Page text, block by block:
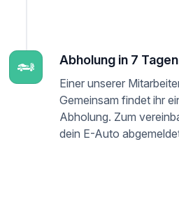
Abholung in 7 Tagen
Einer unserer
Gemeinsam findet ihr
Abholung. Zum
dein E-Auto